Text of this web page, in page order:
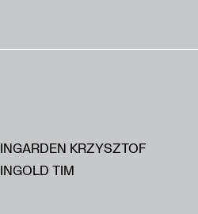
INGARDEN KRZYSZTOF
INGOLD TIM